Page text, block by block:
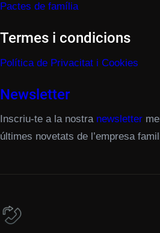
Pactes de família
Termes i condicions
Política de Privacitat i Cookies
Newsletter
Inscriu-te a la nostra newsletter
últimes novetats de l’empresa